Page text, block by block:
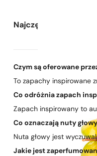
Najczęściej
Czym są oferowane
To zapachy inspirowane
Co odróżnia zapach
Zapach inspirowany to
Co oznaczają nuty
Nuta głowy jest
Jakie jest